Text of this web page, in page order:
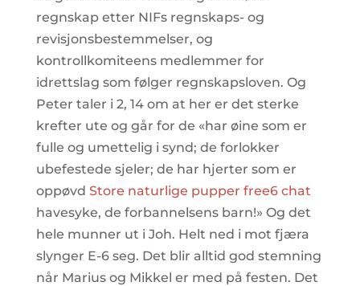
regnskap etter NIFs regnskaps- og
revisjonsbestemmelser, og
kontrollkomiteens medlemmer for
idrettslag som følger regnskapsloven. Og
Peter taler i 2, 14 om at her er det sterke
krefter ute og går for de «har øine som er
fulle og umettelig i synd; de forlokker
ubefestede sjeler; de har hjerter som er
oppøvd Store naturlige pupper free6 chat
havesyke, de forbannelsens barn!» Og det
hele munner ut i Joh. Helt ned i mot fjæra
slynger E-6 seg. Det blir alltid god stemning
når Marius og Mikkel er med på festen. Det